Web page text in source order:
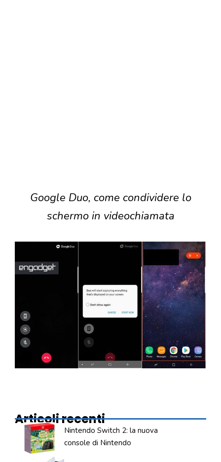
Google Duo, come condividere lo
schermo in videochiamata
Articoli recenti
Nintendo Switch 2: la nuova
console di Nintendo